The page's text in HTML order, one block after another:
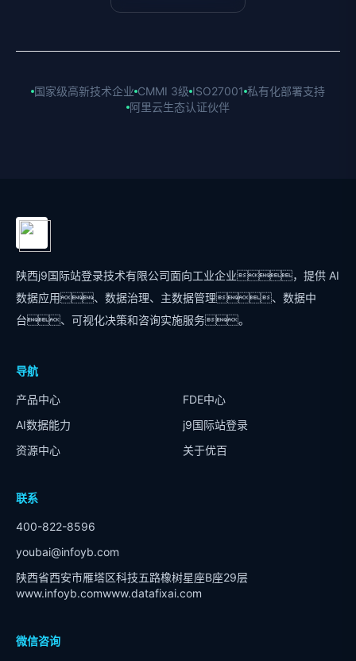
国家级高新技术企业 CMMI 3级 ISO27001 私有化部署支持
阿里云生态认证伙伴
陕西j9国际站登录技术有限公司面向工业企业，提供 AI
数据应用、数据治理、主数据管理、数据中
台、可视化决策和咨询实施服务。
导航
产品中心
FDE中心
AI数据能力
j9国际站登录
资源中心
关于优百
联系
400-822-8596
youbai@infoyb.com
陕西省西安市雁塔区科技五路橡树星座B座29层
www.infoyb.comwww.datafixai.com
微信咨询